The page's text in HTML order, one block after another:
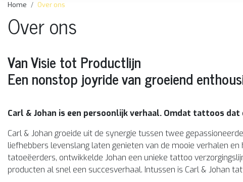
Home Over ons
Over ons
Van Visie tot Productlijn
Een nonstop joyride van groeiend
Carl & Johan is een persoonlijk verhaal. Omdat tattoos dat
Carl & Johan groeide uit de synergie tussen twee
liefhebbers levenslang laten genieten van de mooie verhalen
tatoeëerders, ontwikkelde Johan een unieke tattoo
producten al snel een succesverhaal. Intussen is Carl & Johan